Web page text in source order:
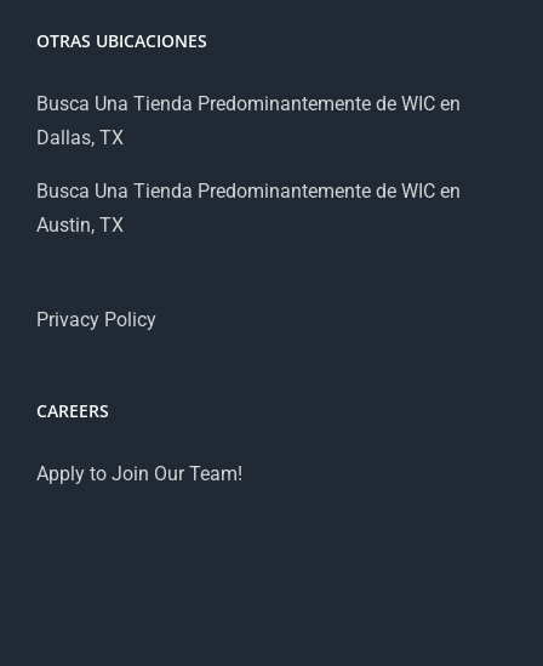
OTRAS UBICACIONES
Busca Una Tienda Predominantemente de WIC en
Dallas, TX
Busca Una Tienda Predominantemente de WIC en
Austin, TX
Privacy Policy
CAREERS
Apply to Join Our Team!